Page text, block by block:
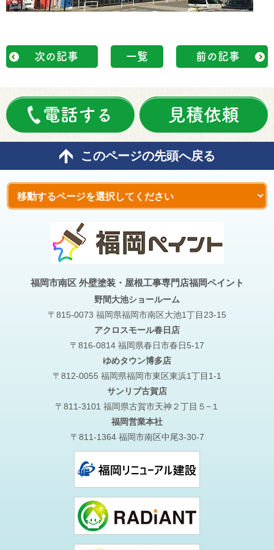
次の記事 一覧 前の記事
電話する 見積依頼
このページの先頭へ戻る
福岡市南区 外壁塗装・屋根工事専門店福岡ペイント
野間大池ショールーム
〒815-0073 福岡県福岡市南区大池1丁目23-15
アクロスモール春日店
〒816-0814 福岡県春日市春日5-17
ゆめタウン博多店
〒812-0055 福岡県福岡市東区東浜1丁目1-1
サンリブ古賀店
〒811-3101 福岡県古賀市天神２丁目５−１
福岡営業本社
〒811-1364 福岡市南区中尾3-30-7